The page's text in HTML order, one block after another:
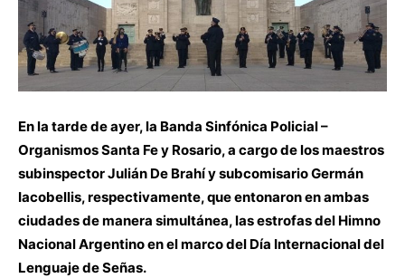
En la tarde de ayer, la Banda Sinfónica Policial –
Organismos Santa Fe y Rosario, a cargo de los maestros
subinspector Julián De Brahí y subcomisario Germán
Iacobellis, respectivamente, que entonaron en ambas
ciudades de manera simultánea, las estrofas del Himno
Nacional Argentino en el marco del Día Internacional del
Lenguaje de Señas.